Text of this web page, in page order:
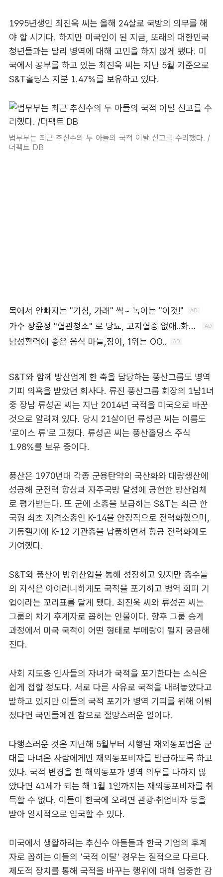
1995년생인 최진욱 씨는 올해 24살로 국방의 의무를 해
야 할 시기다. 하지만 미국인이 된 지금, 또래의 대한민국
청년들과는 달리 병역에 대해 고민을 하지 않게 됐다. 미
국에서 공부를 하고 있는 최진욱 씨는 지난 5월 기준으로
S&T홀딩스 지분 1.47%를 보유하고 있다.
법무부는 최근 추신수의 두 아들의 국적 이탈 신고를 수리했다. /
더팩트 DB
S&T와 함께 방산업계 한 축을 담당하는 풍산그룹도 병역
기피 의혹을 받았던 회사다. 류진 풍산그룹 회장의 1남1녀
중 장남 류성곤 씨는 지난 2014년 국적을 미국으로 바꾼
것으로 알려져 있다. 당시 21살이던 류성곤 씨는 이름도
'로이스 류'로 고쳤다. 류성곤 씨는 풍산홀딩스 주식
1.98%를 보유 중이다.
풍산은 1970년대 각종 군용탄약의 국산화와 대량생산에
성공해 군전력 향상과 자주국방 달성에 공헌한 방산업체
로 평가받는다. 또 군에 소총을 보급하는 S&T는 최근 한
국형 최초 저격소총인 K-14을 안정적으로 전력화했으며,
기동헬기에 K-12 기관총을 납품하면서 항공 전력화에도
기여했다.
S&T와 풍산이 방위산업을 통해 성장하고 있지만 총수들
의 자식은 아이러니하게도 국적을 포기하고 병역 회피 기
업이라는 꼬리표를 달게 됐다. 최진욱 씨와 류성곤 씨는
그룹의 차기 후계자로 꼽히는 인물이다. 향후 그룹 승계
과정에서 미국 국적이 어떤 형태로 부메랑이 될지 궁금해
진다.
사회 지도층 인사들의 자녀가 국적을 포기한다는 소식은
쉽게 접할 정도다. 서로 다른 사유로 국적을 내려놓았다고
말하고 있지만 이들의 국적 포기가 병역 기피를 위해 이뤄
졌다면 국민들에겐 참으로 절망스러운 일이다.
다행스러운 것은 지난해 5월부터 시행된 재외동포법은 군
대를 다녀온 사람에게만 재외동포비자를 발급하도록 하고
있다. 국적 변경을 한 해외동포가 병역 의무를 다하지 않
았다면 41세가 되는 해 1월 1일까지는 재외동포비자를 취
득할 수 없다. 이들이 한국에 오려면 관광·취업비자 등을
받아 일시적으로 입국할 수 있다.
미국에서 생활하려는 추신수 아들들과 한국 기업의 후계
자로 꼽히는 이들의 '국적 이탈' 경우는 질적으로 다르다.
제도적 장치를 통해 국적을 바꾸는 행위에 대해 엄중한 감